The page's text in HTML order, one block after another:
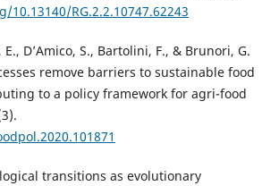
RG.2.2.10747.62243
D’Amico, S., Bartolini, F., & Brunori, G.
remove barriers to sustainable food
to a policy framework for agri-food
transitions as evolutionary